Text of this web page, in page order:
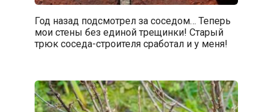
Год назад подсмотрел за соседом… Теперь
мои стены без единой трещинки! Старый
трюк соседа-строителя сработал и у меня!